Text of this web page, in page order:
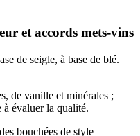
et accords mets-vins
de seigle, à base de blé.
de vanille et minérales ;
à évaluer la qualité.
bouchées de style